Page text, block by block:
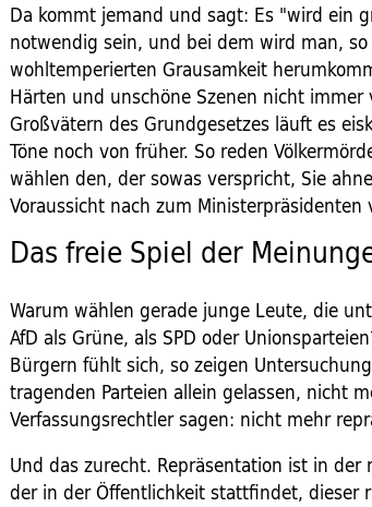
Da kommt jemand und sagt: Es "wird ein
notwendig sein, und bei dem wird man,
wohltemperierten Grausamkeit
Härten und unschöne Szenen nicht
Großvätern des Grundgesetzes läuft es
Töne noch von früher. So reden
wählen den, der sowas verspricht, Sie
Voraussicht nach zum Ministerpräsidenten
Das freie Spiel der
Warum wählen gerade junge Leute, die
AfD als Grüne, als SPD oder
Bürgern fühlt sich, so zeigen
tragenden Parteien allein gelassen, nicht
Verfassungsrechtler sagen: nicht mehr
Und das zurecht. Repräsentation ist in
der in der Öffentlichkeit stattfindet, dieser